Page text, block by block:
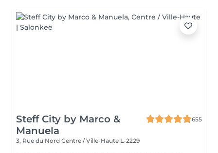
Steff City by Marco &
Manuela
655
3, Rue du Nord Centre / Ville-Haute L-2229